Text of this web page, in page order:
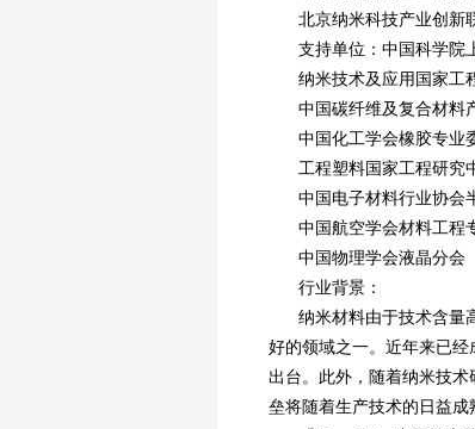
北京纳米科技产业创
支持单位：中国科学院
纳米技术及应用国家
中国碳纤维及复合材
中国化工学会橡胶专
工程塑料国家工程研
中国电子材料行业协会
中国航空学会材料工
中国物理学会液晶分
行业背景：
纳米材料由于技术含量
好的领域之一。近年来已
出台。此外，随着纳米技
垒将随着生产技术的日益成